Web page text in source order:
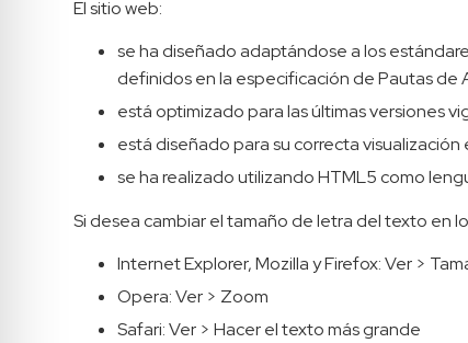
El sitio web:
se ha diseñado adaptándose a los
definidos en la especificación de Pautas de
está optimizado para las últimas versiones
está diseñado para su correcta
se ha realizado utilizando HTML5 como
Si desea cambiar el tamaño de letra del texto en
Internet Explorer, Mozilla y Firefox: Ver >
Opera: Ver > Zoom
Safari: Ver > Hacer el texto más grande